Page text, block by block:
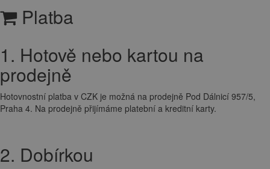
Platba
1. Hotově nebo kartou na
prodejně
Hotovnostní platba v CZK je možná na prodejně Pod Dálnicí 957/5,
Praha 4. Na prodejně přijímáme platební a kreditní karty.
2. Dobírkou